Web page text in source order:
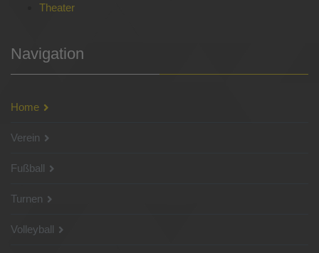
Theater
Navigation
Home
Verein
Fußball
Turnen
Volleyball